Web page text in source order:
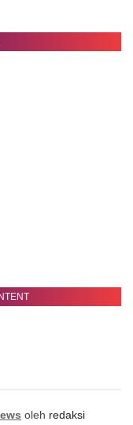
oleh redaksi